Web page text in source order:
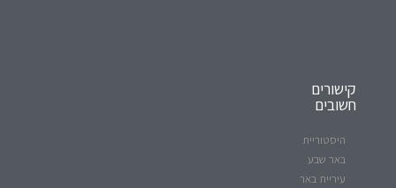
קישורים
חשובים
היסטוריית
באר שבע
עיריית באר